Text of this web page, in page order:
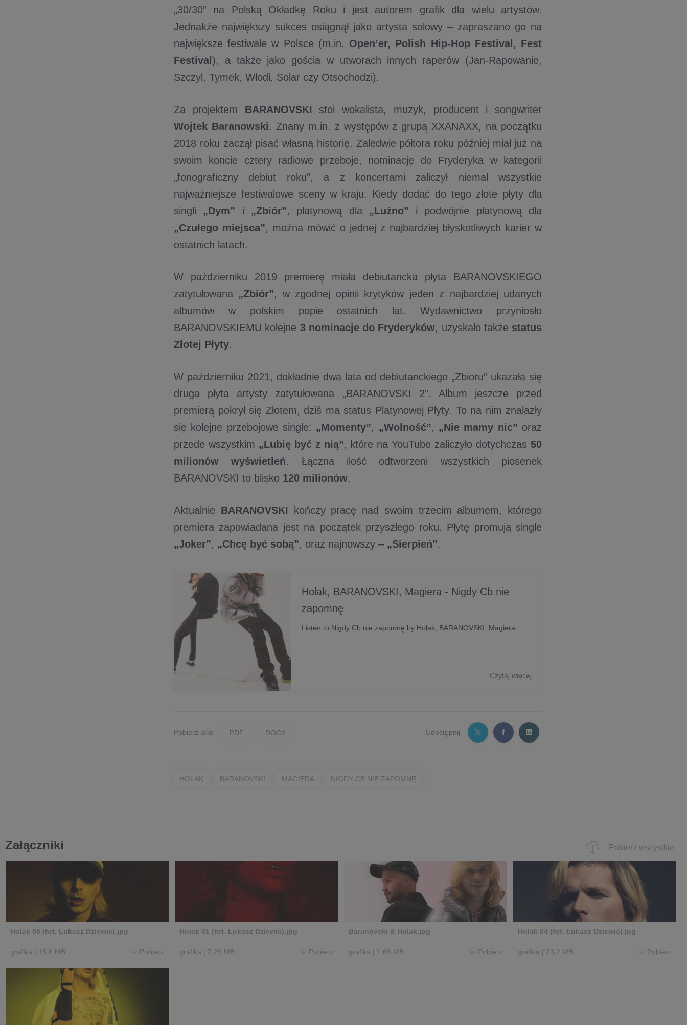
„30/30” na Polską Okładkę Roku i jest autorem grafik dla wielu artystów.
Jednakże największy sukces osiągnął jako artysta solowy – zapraszano go na
największe festiwale w Polsce (m.in. Open’er, Polish Hip-Hop Festival, Fest
Festival ), a także jako gościa w utworach innych raperów (Jan-Rapowanie,
Szczyl, Tymek, Włodi, Solar czy Otsochodzi).
Za projektem BARANOVSKI stoi wokalista, muzyk, producent i songwriter
Wojtek Baranowski. Znany m.in. z występów z grupą XXANAXX, na początku
2018 roku zaczął pisać własną historię. Zaledwie półtora roku później miał już na
swoim koncie cztery radiowe przeboje, nominację do Fryderyka w kategorii
„fonograficzny debiut roku”, a z koncertami zaliczył niemal wszystkie
najważniejsze festiwalowe sceny w kraju. Kiedy dodać do tego złote płyty dla
singli „Dym” i „Zbiór”, platynową dla „Luźno” i podwójnie platynową dla
„Czułego miejsca”, można mówić o jednej z najbardziej błyskotliwych karier w
ostatnich latach.
W październiku 2019 premierę miała debiutancka płyta BARANOVSKIEGO
zatytułowana „Zbiór”, w zgodnej opinii krytyków jeden z najbardziej udanych
albumów w polskim popie ostatnich lat. Wydawnictwo przyniosło
BARANOVSKIEMU kolejne 3 nominacje do Fryderyków, uzyskało także status
Złotej Płyty.
W październiku 2021, dokładnie dwa lata od debiutanckiego „Zbioru” ukazała się
druga płyta artysty zatytułowana „BARANOVSKI 2”. Album jeszcze przed
premierą pokrył się Złotem, dziś ma status Platynowej Płyty. To na nim znalazły
się kolejne przebojowe single: „Momenty”, „Wolność”, „Nie mamy nic” oraz
przede wszystkim „Lubię być z nią”, które na YouTube zaliczyło dotychczas 50
milionów wyświetleń. Łączna ilość odtworzeni wszystkich piosenek
BARANOVSKI to blisko 120 milionów.
Aktualnie BARANOVSKI
kończy pracę nad swoim trzecim albumem, którego
premiera zapowiadana jest na początek przyszłego roku. Płytę promują single
„Joker”, „Chcę być sobą”, oraz najnowszy – „Sierpień”.
Holak, BARANOVSKI, Magiera - Nigdy Cb nie
zapomnę
Listen to Nigdy Cb nie zapomnę by Holak, BARANOVSKI, Magiera.
Czytaj więcej
Pobierz jako PDF DOCX Udostępnij
HOLAK BARANOVSKI MAGIERA NIGDY CB NIE ZAPOMNĘ
Załączniki Pobierz wszystkie
Holak 05 (fot. Łukasz Dziewic).jpg
grafika | 15,6 MB Pobierz
Holak 01 (fot. Łukasz Dziewic).jpg
grafika | 7,29 MB Pobierz
Baranovski & Holak.jpg
grafika | 1,68 MB Pobierz
Holak 04 (fot. Łukasz Dziewic).jpg
grafika | 23,2 MB Pobierz